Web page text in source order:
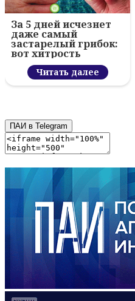
За 5 дней исчезнет
даже самый
застарелый грибок:
вот хитрость
Читать далее
ПАИ в Telegram